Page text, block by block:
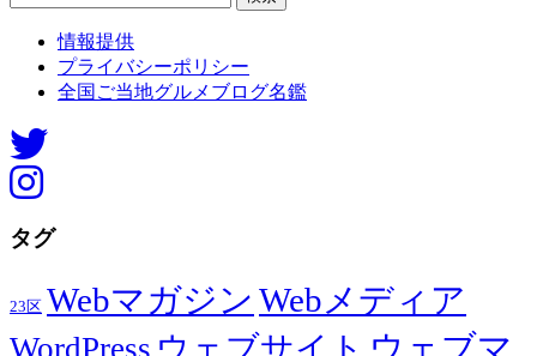
情報提供
プライバシーポリシー
全国ご当地グルメブログ名鑑
タグ
23区 Webマガジン Webメディア
ウェブサイト ウェブマ